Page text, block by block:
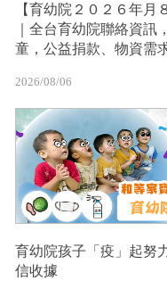
【育幼院２０２６年月
｜全台育幼院聯絡資訊
童，公益捐款、物資需
2026/08/06
育幼院孩子「疫」起努
信收據